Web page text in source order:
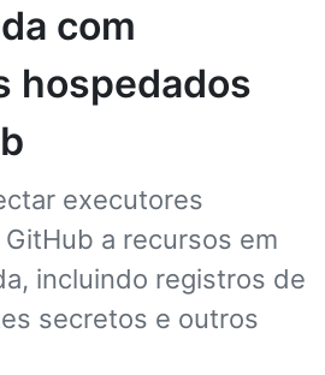
com
hospedados
executores
a recursos em
incluindo registros de
secretos e outros